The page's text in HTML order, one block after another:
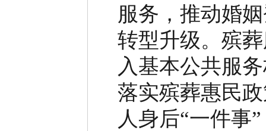
服务，推动婚
转型升级。殡
入基本公共服
落实殡葬惠民
人身后“一件事”